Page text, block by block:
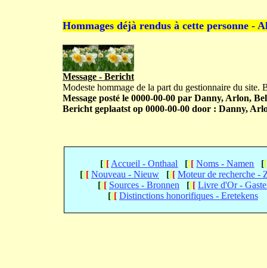
Hommages déjà rendus à cette personne -
Message - Bericht
Modeste hommage de la part du gestionnaire du site.
Message posté le 0000-00-00 par Danny, Arlon,
Bericht geplaatst op 0000-00-00 door : Danny,
[[[ Accueil - Onthaal [[[ Noms - Namen [[
[[[ Nouveau - Nieuw [[[ Moteur de recherche -
[[[ Sources - Bronnen [[[ Livre d'Or -
[[[ Distinctions honorifiques - Eretekens